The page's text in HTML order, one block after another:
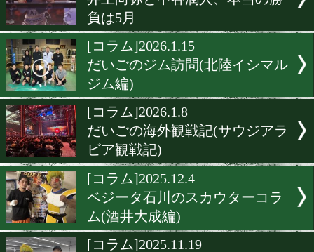
ム(手島和樹)
[コラム]2026.1.20
ベジータ石川のスカウター
ム(吉田拓也編)
[東京ドーム決戦]2026.1.17
井上尚弥と中谷潤人、本当
負は5月
[コラム]2026.1.15
だいごのジム訪問(北陸イ